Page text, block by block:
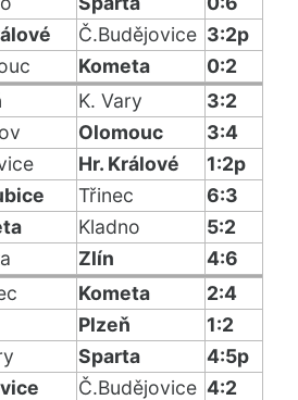
Č.Budějovice 3:2p
Kometa
0:2
K. Vary
3:2
Olomouc
3:4
Hr. Králové
1:2p
Třinec
6:3
Kladno
5:2
Zlín
4:6
Kometa
2:4
Plzeň
1:2
Sparta
4:5p
Č.Budějovice 4:2